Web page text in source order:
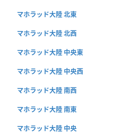
マホラッド大陸 北東
マホラッド大陸 北西
マホラッド大陸 中央東
マホラッド大陸 中央西
マホラッド大陸 南西
マホラッド大陸 南東
マホラッド大陸 中央